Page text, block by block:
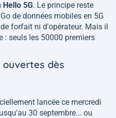
5G. Le principe reste
de données mobiles en 5G
forfait ni d'opérateur. Mais il
: seuls les 50000 premiers
dès
lancée ce mercredi
30 septembre... ou